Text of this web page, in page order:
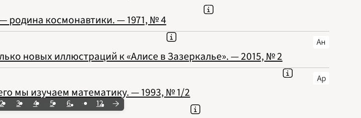
родина космонавтики. — 1971, № 4
Ан
новых иллюстраций к «Алисе в Зазеркалье». — 2015, № 2
Ар
мы изучаем математику. — 1993, № 1/2
2 3 4 5 6 12